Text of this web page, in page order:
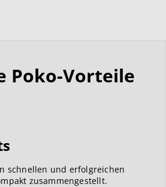
Poko-Vorteile
schnellen und erfolgreichen
zusammengestellt.